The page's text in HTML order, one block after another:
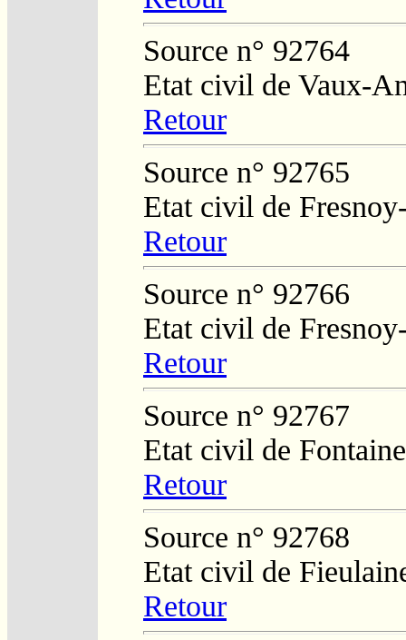
Source n° 92764
Etat civil de Vaux-
Retour
Source n° 92765
Etat civil de
Retour
Source n° 92766
Etat civil de
Retour
Source n° 92767
Etat civil de
Retour
Source n° 92768
Etat civil de
Retour